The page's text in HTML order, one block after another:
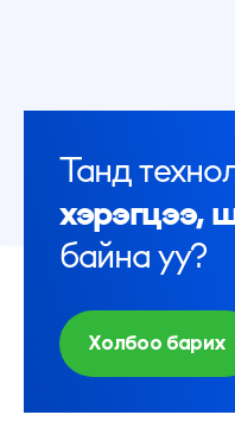
Танд
хэрэгцээ,
байна уу?
Холбоо барих